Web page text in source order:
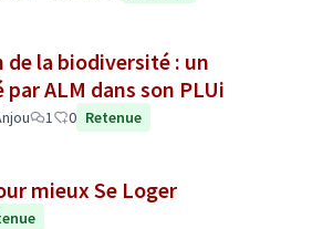
de la biodiversité : un
ALM dans son PLUi
1 0 Retenue
mieux Se Loger